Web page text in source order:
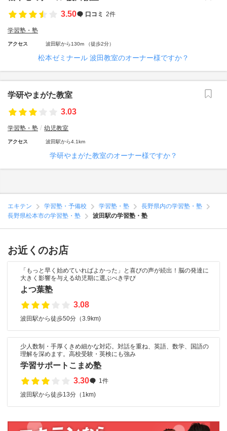
3.50
口コミ 2件
学習塾・塾
アクセス 波田駅から130m （徒歩2分）
松本ゼミナール 波田教室のオーナー様ですか？
学研やまがた教室
3.03
学習塾・塾 幼児教室
アクセス 波田駅から4.1km
学研やまがた教室のオーナー様ですか？
エキテン 学習塾・予備校 学習塾・塾
長野県内の学習塾・塾
長野県松本市の学習塾・塾
波田駅の学習塾・塾
お近くのお店
「もっと早く始めていればよかった」と喜びの声が続出！脳の発達に
大きく影響を与える幼児期に選ぶべき学び
よつ葉塾
3.08
波田駅から徒歩50分（3.9km)
少人数制・手厚くきめ細かな対応。対話を重ね、英語、数学、国語の
理解を深めます。高校受験・英検にも強み
学習サポートこまめ塾
3.30
1件
波田駅から徒歩13分（1km)